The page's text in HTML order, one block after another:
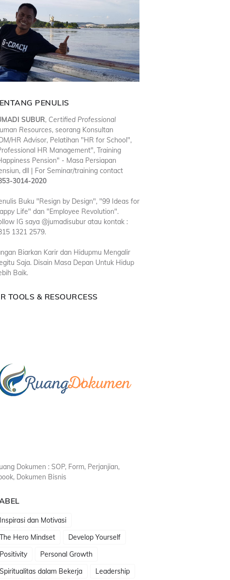
PENULIS
SUBUR, Certified Professional
Resources, seorang Konsultan
HR Advisor, Pelatihan "HR for School",
HR Management", Training
Pension" - Masa Persiapan
dll | For Seminar/training contact
3014-2020
Buku "Resign by Design", "99 Ideas for
Life" dan "Employee Revolution".
IG saya @jumadisubur atau kontak :
1321 2579.
Biarkan Karir dan Hidupmu Mengalir
Saja. Disain Masa Depan Untuk Hidup
Baik.
TOOLS & RESOURCESS
Dokumen : SOP, Form, Perjanjian,
Dokumen Bisnis
Inspirasi dan Motivasi
The Hero Mindset
Develop Yourself
Positivity
Personal Growth
Spiritualitas dalam Bekerja
Leadership